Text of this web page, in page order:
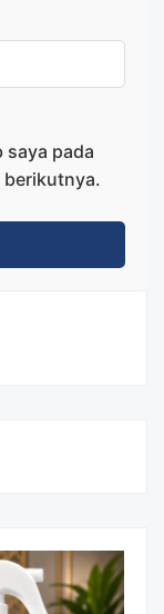
saya pada
berikutnya.